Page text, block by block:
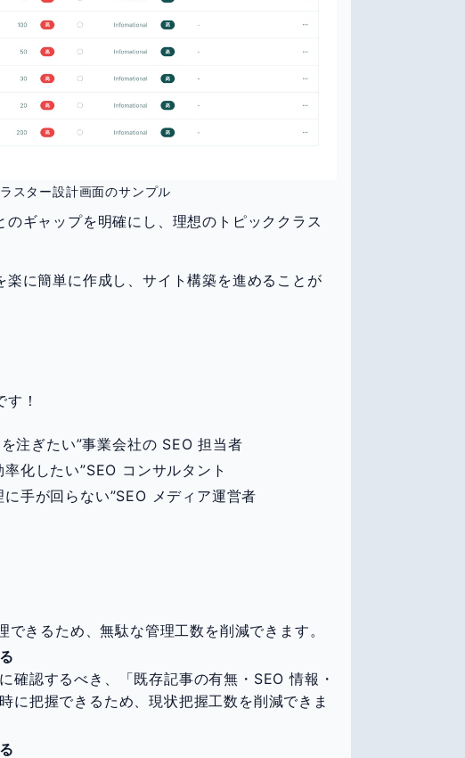
スター設計画面のサンプル
ギャップを明確にし、理想のトピッククラス
に簡単に作成し、サイト構築を進めることが
！
注ぎたい”事業会社の SEO 担当者
化したい”SEO コンサルタント
手が回らない”SEO メディア運営者
きるため、無駄な管理工数を削減できます。
確認するべき、「既存記事の有無・SEO 情報・
に把握できるため、現状把握工数を削減できま